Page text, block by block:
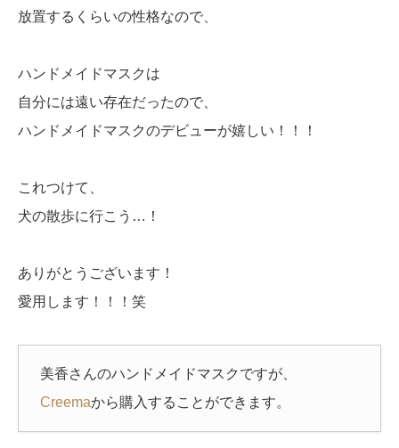
放置するくらいの性格なので、
ハンドメイドマスクは
自分には遠い存在だったので、
ハンドメイドマスクのデビューが嬉しい！！！
これつけて、
犬の散歩に行こう…！
ありがとうございます！
愛用します！！！笑
美香さんのハンドメイドマスクですが、
Creemaから購入することができます。